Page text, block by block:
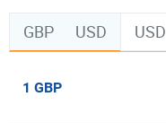
GBP USD USD
1 GBP